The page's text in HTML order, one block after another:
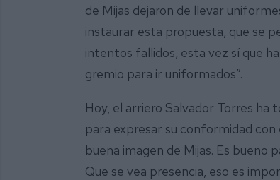
de Mijas dejaron de llevar
instaurar esta propuesta, que se
intentos fallidos, esta vez sí que
gremio para ir uniformados”.
Hoy, el arriero Salvador Torres
para expresar su conformidad
buena imagen de Mijas. Es bueno
Que se vea presencia, eso es